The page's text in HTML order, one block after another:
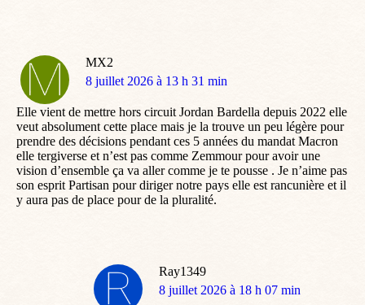
MX2
dit
8 juillet 2026 à 13 h 31 min
Elle vient de mettre hors circuit Jordan Bardella depuis 2022 elle
veut absolument cette place mais je la trouve un peu légère pour
prendre des décisions pendant ces 5 années du mandat Macron
elle tergiverse et n’est pas comme Zemmour pour avoir une
vision d’ensemble ça va aller comme je te pousse . Je n’aime pas
son esprit Partisan pour diriger notre pays elle est rancunière et il
y aura pas de place pour de la pluralité.
Ray1349
dit
8 juillet 2026 à 18 h 07 min